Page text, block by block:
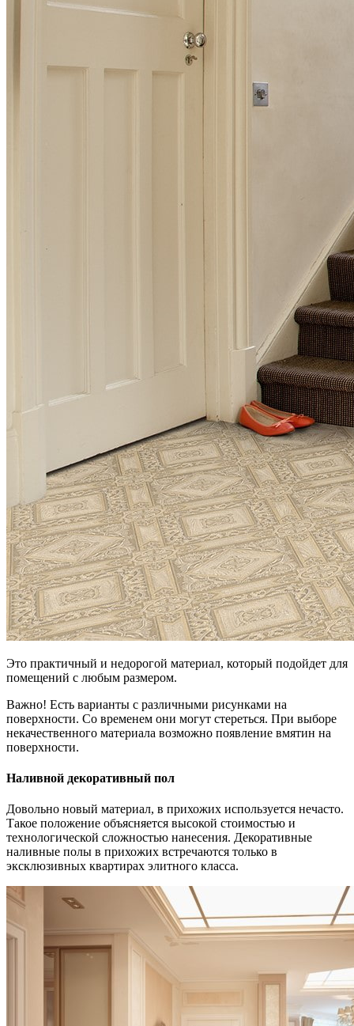
Это практичный и недорогой материал, который подойдет для
помещений с любым размером.
Важно! Есть варианты с различными рисунками на
поверхности. Со временем они могут стереться. При выборе
некачественного материала возможно появление вмятин на
поверхности.
Наливной декоративный пол
Довольно новый материал, в прихожих используется нечасто.
Такое положение объясняется высокой стоимостью и
технологической сложностью нанесения. Декоративные
наливные полы в прихожих встречаются только в
эксклюзивных квартирах элитного класса.